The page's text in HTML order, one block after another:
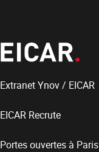
Extranet Ynov / EICAR
EICAR Recrute
Portes ouvertes à Paris